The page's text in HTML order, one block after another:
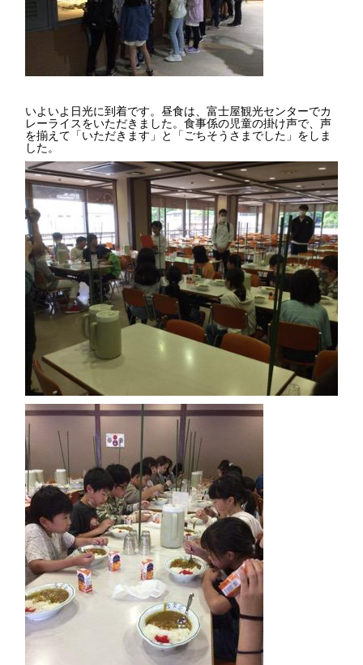
いよいよ日光に到着です。昼食は、富士屋観光センターでカ
レーライスをいただきました。食事係の児童の掛け声で、声
を揃えて「いただきます」と「ごちそうさまでした」をしま
した。